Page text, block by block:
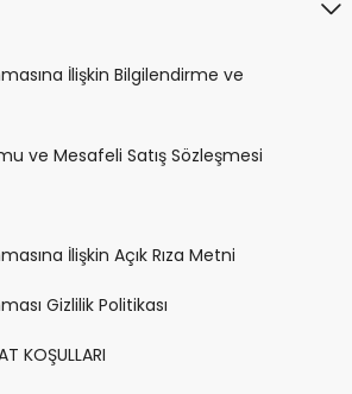
İlişkin Bilgilendirme ve
ve Mesafeli Satış Sözleşmesi
İlişkin Açık Rıza Metni
Gizlilik Politikası
KOŞULLARI